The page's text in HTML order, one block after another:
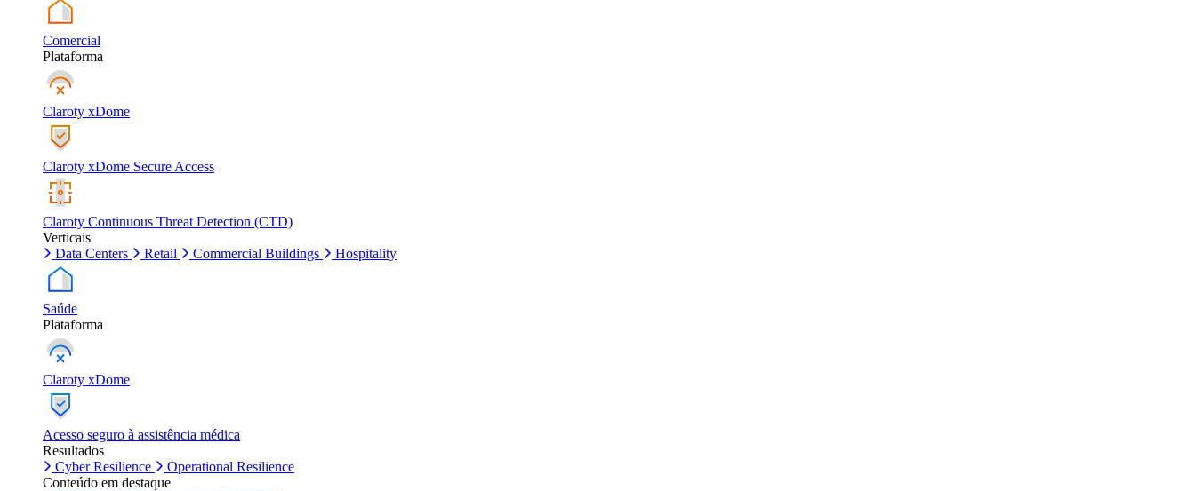
Comercial
Plataforma
Claroty xDome
Claroty xDome Secure Access
Claroty Continuous Threat Detection (CTD)
Verticais
Data Centers
Retail Commercial Buildings Hospitality
Saúde
Plataforma
Claroty xDome
Acesso seguro à assistência médica
Resultados
Cyber Resilience
Operational Resilience
Conteúdo em destaque